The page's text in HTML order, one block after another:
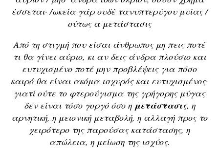
έσσεται· /ωκεία γάρ ουδέ τανυπτερύγου μυίας /
ούτως α μετάστασις
Από τη στιγμή που είσαι άνθρωπος μη πεις ποτέ
τι θα γίνει αύριο, κι αν δεις άνδρα πλούσιο και
ευτυχισμένο ποτέ μην προβλέψεις για πόσο
καιρό θα είναι ακόμα ισχυρός και ευτυχισμένος·
γιατί ούτε το φτερούγισμα της γρήγορης μύγας
δεν είναι τόσο γοργό όσο η μετάστασις, η
αρνητική, η μειονική μεταβολή, η αλλαγή προς το
χειρότερο της παρούσας κατάστασης, η
απώλεια, η μείωση της ισχύος.